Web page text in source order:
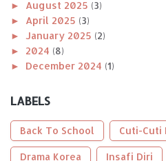
► August 2025 (3)
► April 2025 (3)
► January 2025 (2)
► 2024 (8)
► December 2024 (1)
► October 2024
► April 2024 (1)
►January 2024(2)
►2023 (56)
LABELS
Back To School Cuti-Cuti
Drama Korea Insafi Diri